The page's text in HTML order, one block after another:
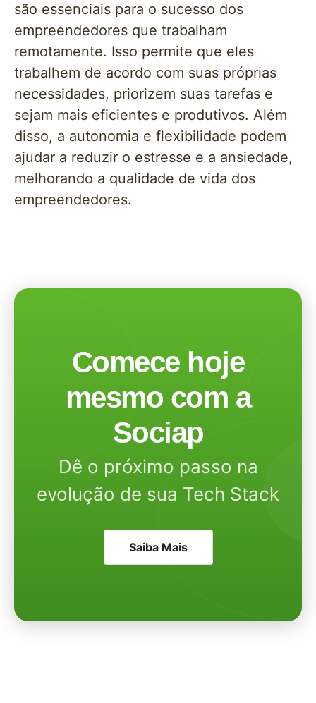
são essenciais para o sucesso dos
empreendedores que trabalham
remotamente. Isso permite que eles
trabalhem de acordo com suas próprias
necessidades, priorizem suas tarefas e
sejam mais eficientes e produtivos. Além
disso, a autonomia e flexibilidade podem
ajudar a reduzir o estresse e a ansiedade,
melhorando a qualidade de vida dos
empreendedores.
Comece hoje
mesmo com a
Sociap
Dê o próximo passo na
evolução de sua Tech Stack
Saiba Mais